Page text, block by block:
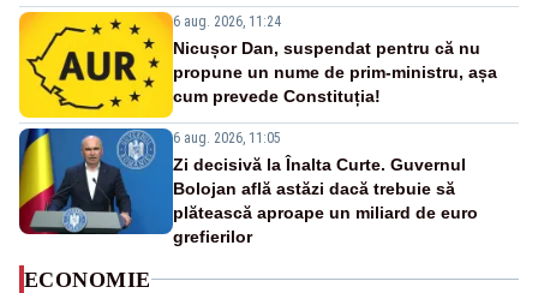
6 aug. 2026, 11:24
Nicușor Dan, suspendat pentru că nu
propune un nume de prim-ministru, așa
cum prevede Constituția!
6 aug. 2026, 11:05
Zi decisivă la Înalta Curte. Guvernul
Bolojan află astăzi dacă trebuie să
plătească aproape un miliard de euro
grefierilor
ECONOMIE